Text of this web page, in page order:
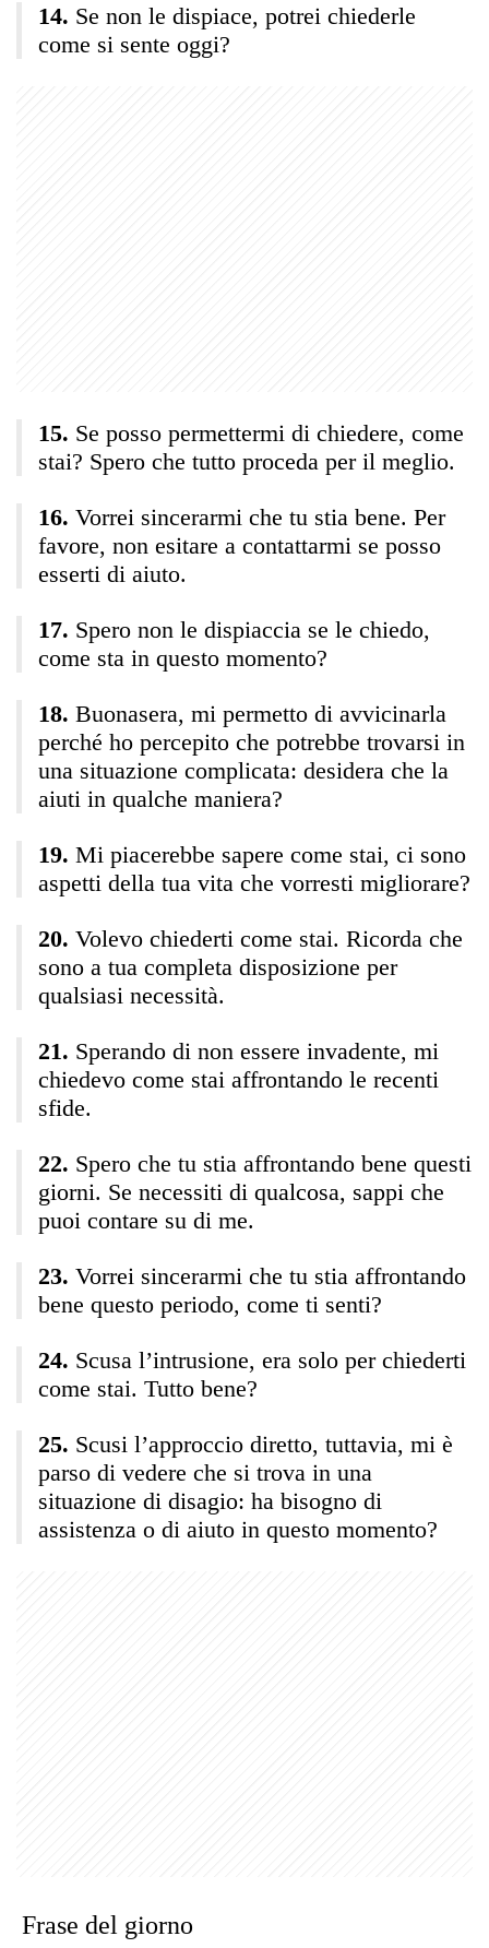
Se non le dispiace, potrei chiederle
come si sente oggi?
Se posso permettermi di chiedere, come
stai? Spero che tutto proceda per il meglio.
Vorrei sincerarmi che tu stia bene. Per
favore, non esitare a contattarmi se posso
esserti di aiuto.
Spero non le dispiaccia se le chiedo,
come sta in questo momento?
Buonasera, mi permetto di avvicinarla
perché ho percepito che potrebbe trovarsi in
una situazione complicata: desidera che la
aiuti in qualche maniera?
Mi piacerebbe sapere come stai, ci sono
aspetti della tua vita che vorresti migliorare?
Volevo chiederti come stai. Ricorda che
sono a tua completa disposizione per
qualsiasi necessità.
Sperando di non essere invadente, mi
chiedevo come stai affrontando le recenti
sfide.
Spero che tu stia affrontando bene questi
giorni. Se necessiti di qualcosa, sappi che
puoi contare su di me.
Vorrei sincerarmi che tu stia affrontando
bene questo periodo, come ti senti?
Scusa l’intrusione, era solo per chiederti
come stai. Tutto bene?
Scusi l’approccio diretto, tuttavia, mi è
parso di vedere che si trova in una
situazione di disagio: ha bisogno di
assistenza o di aiuto in questo momento?
Frase del giorno